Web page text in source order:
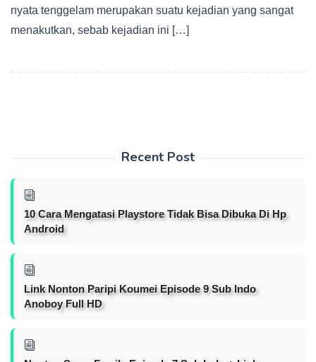
nyata tenggelam merupakan suatu kejadian yang sangat
menakutkan, sebab kejadian ini […]
Recent Post
10 Cara Mengatasi Playstore Tidak Bisa Dibuka Di Hp
Android
Link Nonton Paripi Koumei Episode 9 Sub Indo
Anoboy Full HD